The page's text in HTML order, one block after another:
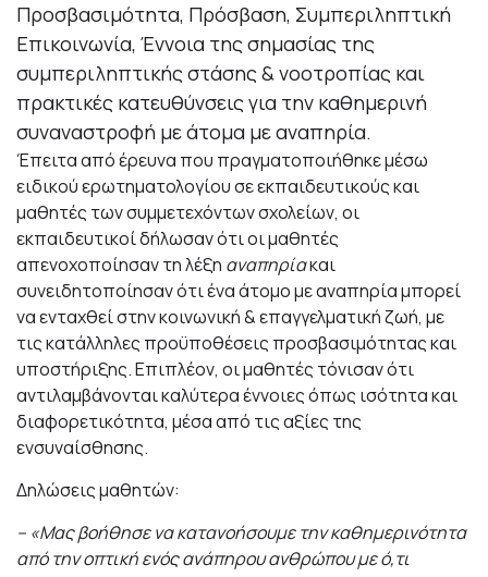
Προσβασιμότητα, Πρόσβαση, Συμπεριληπτική
Επικοινωνία, Έννοια της σημασίας της
συμπεριληπτικής στάσης & νοοτροπίας και
πρακτικές κατευθύνσεις για την καθημερινή
συναναστροφή με άτομα με αναπηρία.
Έπειτα από έρευνα που πραγματοποιήθηκε μέσω
ειδικού ερωτηματολογίου σε εκπαιδευτικούς και
μαθητές των συμμετεχόντων σχολείων, οι
εκπαιδευτικοί δήλωσαν ότι οι μαθητές
απενοχοποίησαν τη λέξη αναπηρίακαι
συνειδητοποίησαν ότι ένα άτομο με αναπηρία μπορεί
να ενταχθεί στην κοινωνική & επαγγελματική ζωή, με
τις κατάλληλες προϋποθέσεις προσβασιμότητας και
υποστήριξης. Επιπλέον, οι μαθητές τόνισαν ότι
αντιλαμβάνονται καλύτερα έννοιες όπως ισότητα και
διαφορετικότητα, μέσα από τις αξίες της
ενσυναίσθησης.
Δηλώσεις μαθητών:
– «Μας βοήθησε να κατανοήσουμε την καθημερινότητα
από την οπτική ενός ανάπηρου ανθρώπου με ό,τι